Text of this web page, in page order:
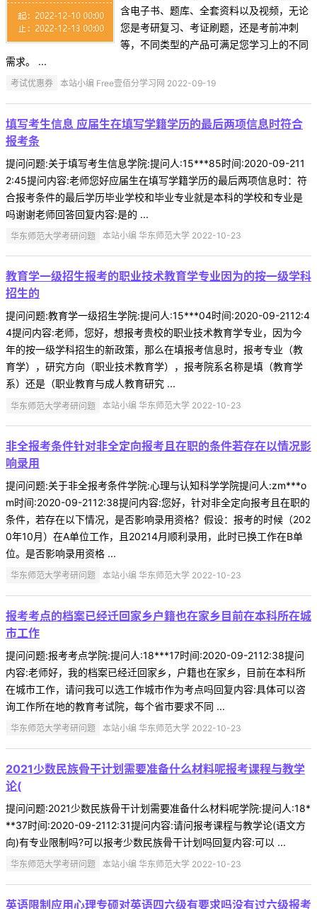
含电子书、题库、全套资料以及视频，无论
您是考研复习、考证刷题，还是考前冲刺
等，不同类型的产品可满足您学习上的不同
需求。 ...
考试优惠券 本站小编 Free壹佰分学习网 2022-09-19
填写考生信息 应届生在填写学籍学历的最后两项信息时符合
报考条
提问问题:关于填写考生信息学院:提问人:15***85时间:2020-09-211
2:45提问内容:老师您好应届生在填写学籍学历的最后两项信息时：符
合报考条件的最后学历毕业学校和毕业专业就是本科的学校和专业是
吗谢谢老师回答回复内容:是的 ...
华东师范大学考研问题 本站小编 华东师范大学 2022-10-23
教育学一级招生报考的职业技术教育学专业因为的按一级学科
招生的
提问问题:教育学一级招生学院:提问人:15***04时间:2020-09-2112:4
4提问内容:老师，您好，想报考贵校的职业技术教育学专业，因为今
年的按一级学科招生的新政策，那么在填报考信息时，报考专业（教
育学），研究方向（职业技术教育学），报考院系名称是填（教育学
系）还是（职业教育与成人教育研究 ...
华东师范大学考研问题 本站小编 华东师范大学 2022-10-23
非全报考条件针对非全定向报考且在职的条件若存在以情况影
响录用
提问问题:关于非全报考条件学院:心理与认知科学学院提问人:zm***o
m时间:2020-09-2112:38提问内容:您好，针对非全定向报考且在职的
条件，若存在以下情况，是否影响录用资格？假设：报考的时候（202
0年10月）在A单位工作，且20214月顺利录用，此时已换工作在B单
位。是否影响录用资格 ...
华东师范大学考研问题 本站小编 华东师范大学 2022-10-23
报考考点的档案已经迁回家乡户籍也在家乡目前在本科所在城
市工作
提问问题:报考考点学院:提问人:18***17时间:2020-09-2112:38提问
内容:老师好，我的档案已经迁回家乡，户籍也在家乡，目前在本科所
在城市工作，请问我可以选工作城市作为考点吗回复内容:具体可以咨
询工作所在地的教育考试院，每个省市要求不同 ...
华东师范大学考研问题 本站小编 华东师范大学 2022-10-23
2021少数民族骨干计划需要准备什么材料呢报考课程与教学
论(
提问问题:2021少数民族骨干计划需要准备什么材料呢学院:提问人:18*
**37时间:2020-09-2112:31提问内容:请问报考课程与教学论(语文方
向)有专业限制吗?可以报考少数民族骨干计划吗回复内容:可以 ...
华东师范大学考研问题 本站小编 华东师范大学 2022-10-23
英语限制应用心理专硕对英语四六级有要求吗没有过六级报考